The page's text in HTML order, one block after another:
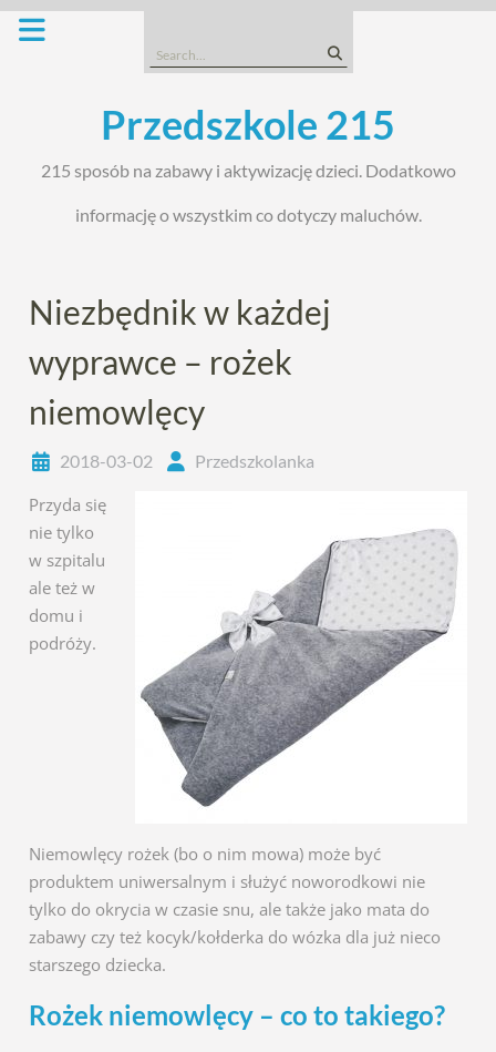
Skip
Search
for:
Przedszkole 215
215 sposób na zabawy i aktywizację dzieci. Dodatkowo
informację o wszystkim co dotyczy maluchów.
Niezbędnik w każdej
wyprawce – rożek
niemowlęcy
2018-03-02 Przedszkolanka
Przyda się
nie tylko
w szpitalu
ale też w
domu i
podróży.
Niemowlęcy rożek (bo o nim mowa) może być
produktem uniwersalnym i służyć noworodkowi nie
tylko do okrycia w czasie snu, ale także jako mata do
zabawy czy też kocyk/kołderka do wózka dla już nieco
starszego dziecka.
Rożek niemowlęcy – co to takiego?